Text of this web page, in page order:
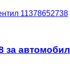
11378652738
за aвтомобил